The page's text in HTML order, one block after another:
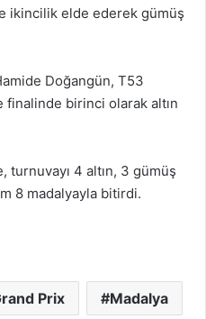
ikincilik elde ederek gümüş
Doğangün, T53
finalinde birinci olarak altın
turnuvayı 4 altın, 3 gümüş
8 madalyayla bitirdi.
Prix Madalya